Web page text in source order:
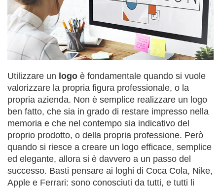
Utilizzare un logo è fondamentale quando si vuole
valorizzare la propria figura professionale, o la
propria azienda. Non è semplice realizzare un logo
ben fatto, che sia in grado di restare impresso nella
memoria e che nel contempo sia indicativo del
proprio prodotto, o della propria professione. Però
quando si riesce a creare un logo efficace, semplice
ed elegante, allora si è davvero a un passo del
successo. Basti pensare ai loghi di Coca Cola, Nike,
Apple e Ferrari: sono conosciuti da tutti, e tutti li